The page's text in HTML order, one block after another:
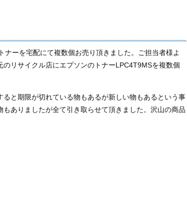
ーを宅配にて複数個お売り頂きました。ご担当者様よ
リサイクル店にエプソンのトナーLPC4T9MSを複数個
と期限が切れている物もあるが新しい物もあるという事
ありましたが全て引き取らせて頂きました。沢山の商品